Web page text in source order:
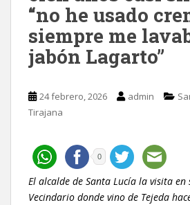
“no he usado
siempre me
jabón Lagarto”
24 febrero, 2026 admin
Tirajana
0
El alcalde de Santa Lucía la visita en
Vecindario donde vino de Tejeda